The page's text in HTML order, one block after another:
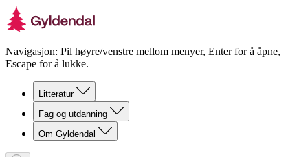
Navigasjon: Pil høyre/venstre mellom menyer, Enter for å åpne,
Escape for å lukke.
Litteratur
Fag og utdanning
Om Gyldendal